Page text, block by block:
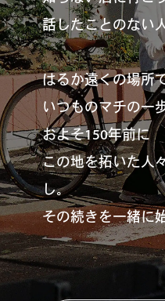
話したことのない
はるか遠くの場所
いつものマチの一
およそ150年前に
この地を拓いた人
し。
その続きを一緒に